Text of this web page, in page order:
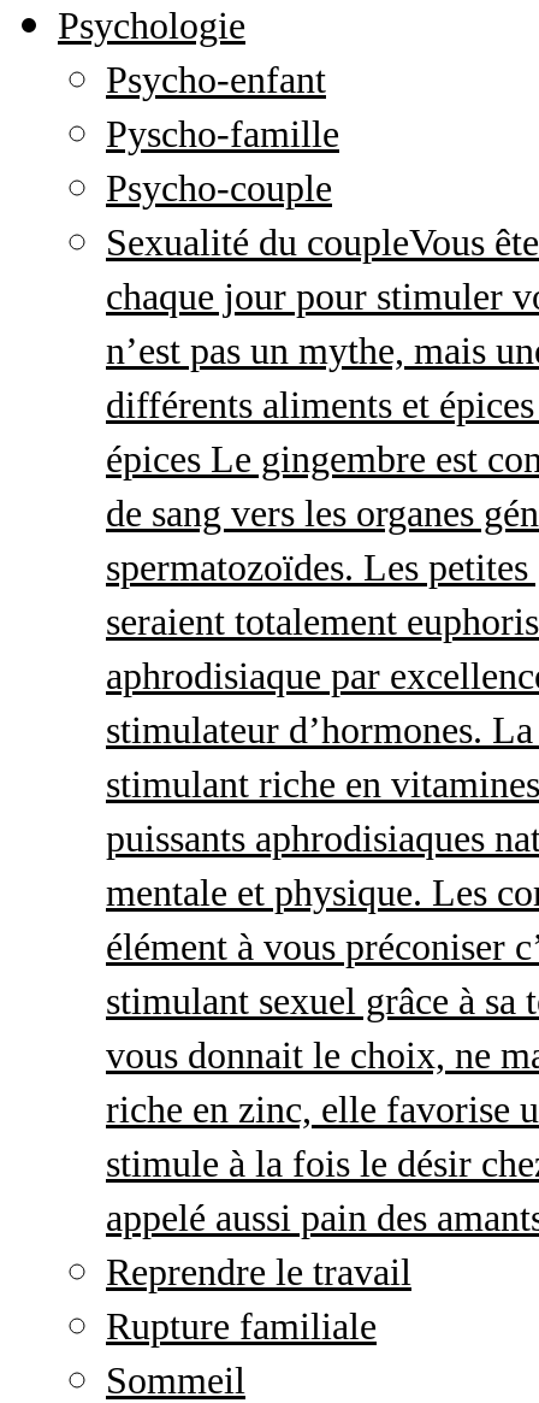
Psychologie
Psycho-enfant
Pyscho-famille
Psycho-couple
Sexualité du coupleVous
chaque jour pour stimuler
n’est pas un mythe, mais
différents aliments et
épices Le gingembre est
de sang vers les organes
spermatozoïdes. Les
seraient totalement
aphrodisiaque par
stimulateur d’hormones.
stimulant riche en
puissants aphrodisiaques
mentale et physique. Les
élément à vous préconiser
stimulant sexuel grâce à sa
vous donnait le choix, ne
riche en zinc, elle favorise
stimule à la fois le désir
appelé aussi pain des
Reprendre le travail
Rupture familiale
Sommeil